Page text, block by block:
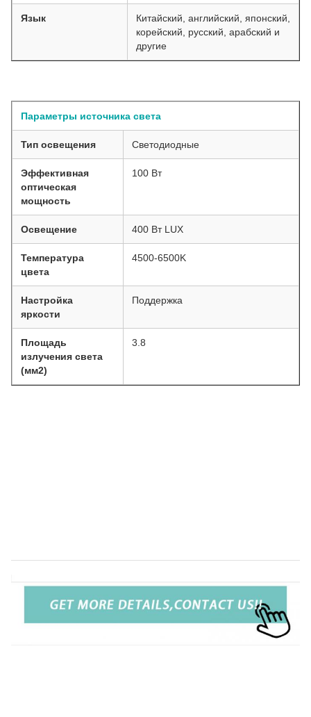
Язык
Китайский, английский, японский,
корейский, русский, арабский и
другие
Параметры источника света
Тип освещения Светодиодные
Эффективная
оптическая
мощность
100 Вт
Освещение 400 Вт LUX
Температура
цвета
4500-6500K
Настройка
яркости
Поддержка
Площадь
излучения света
(мм2)
3.8